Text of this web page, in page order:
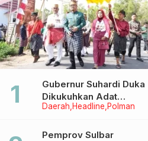
Daerah Headline Polman
Gubernur Suhardi Duka
Dikukuhkan Adat
Balanipa, Raih Gelar Sulo
Pemprov Sulbar